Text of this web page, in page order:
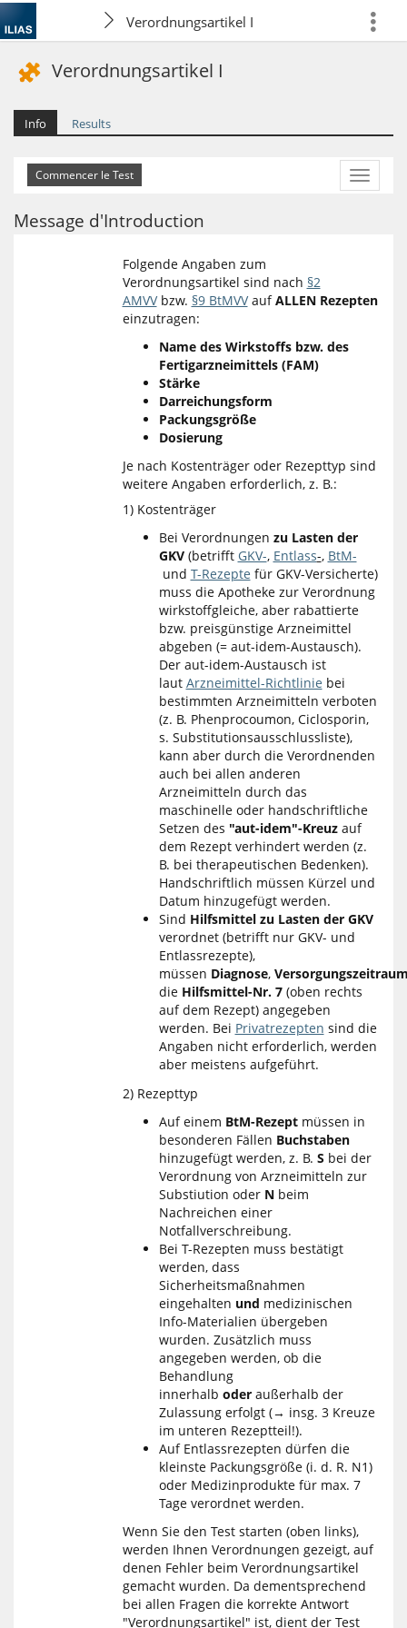
Verordnungsartikel I
more
Verordnungsartikel I
Info Results
More
Actions
Message d'Introduction
Folgende Angaben zum
Verordnungsartikel sind nach §2
AMVVbzw. §9 BtMVVaufALLEN Rezepten
einzutragen:
Name des Wirkstoffs bzw. des
Fertigarzneimittels (FAM)
Stärke
Darreichungsform
Packungsgröße
Dosierung
Je nach Kostenträger oder Rezepttyp sind
weitere Angaben erforderlich, z. B.:
1) Kostenträger
Bei Verordnungen zu Lasten der
GKV(betrifft GKV-, Entlass-, BtM-
und T-Rezepte für GKV-Versicherte)
muss die Apotheke zur Verordnung
wirkstoffgleiche, aber rabattierte
bzw. preisgünstige Arzneimittel
abgeben (= aut-idem-Austausch).
Der aut-idem-Austausch ist
laut Arzneimittel-Richtlinie bei
bestimmten Arzneimitteln verboten
(z. B. Phenprocoumon, Ciclosporin,
s. Substitutionsausschlussliste),
kann aber durch die Verordnenden
auch bei allen anderen
Arzneimitteln durch das
maschinelle oder handschriftliche
Setzen des "aut-idem"-Kreuzauf
dem Rezept verhindert werden (z.
B. bei therapeutischen Bedenken).
Handschriftlich müssen Kürzel und
Datum hinzugefügt werden.
Sind Hilfsmittel zu Lasten der GKV
verordnet (betrifft nur GKV- und
Entlassrezepte),
müssen Diagnose,
die Hilfsmittel-Nr. 7(oben rechts
auf dem Rezept) angegeben
werden. Bei Privatrezepten sind die
Angaben nicht erforderlich, werden
aber meistens aufgeführt.
2) Rezepttyp
Auf einem BtM-Rezeptmüssen in
besonderen Fällen Buchstaben
hinzugefügt werden, z. B. S bei der
Verordnung von Arzneimitteln zur
Substiution oder Nbeim
Nachreichen einer
Notfallverschreibung.
Bei T-Rezepten muss bestätigt
werden, dass
Sicherheitsmaßnahmen
eingehalten und medizinischen
Info-Materialien übergeben
wurden. Zusätzlich muss
angegeben werden, ob die
Behandlung
innerhalb oderaußerhalb der
Zulassung erfolgt (→ insg. 3 Kreuze
im unteren Rezeptteil!).
Auf Entlassrezepten dürfen die
kleinste Packungsgröße (i. d. R. N1)
oder Medizinprodukte für max. 7
Tage verordnet werden.
Wenn Sie den Test starten (oben links),
werden Ihnen Verordnungen gezeigt, auf
denen Fehler beim Verordnungsartikel
gemacht wurden. Da dementsprechend
bei allen Fragen die korrekte Antwort
"Verordnungsartikel" ist, dient der Test